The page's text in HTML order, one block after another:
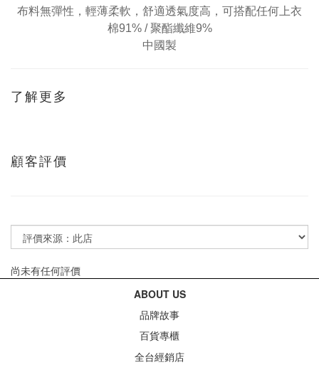
布料無彈性，輕薄柔軟，舒適透氣度高， 可搭配任何上衣
棉91% /聚酯纖維9%
中國製
了解更多
顧客評價
尚未有任何評價
ABOUT US
品牌故事
百貨專櫃
全台經銷店